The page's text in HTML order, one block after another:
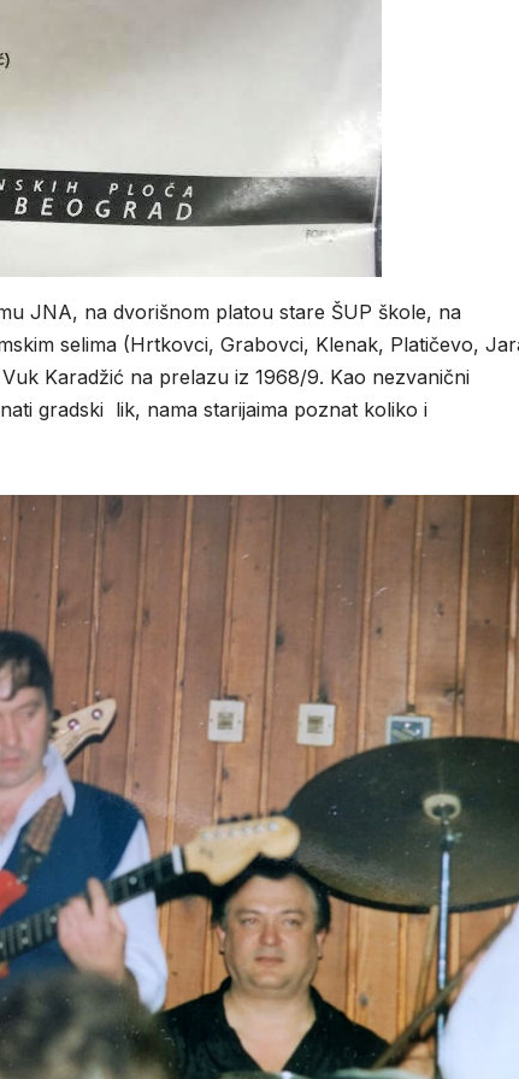
JNA, na dvorišnom platou stare ŠUP škole, na
selima (Hrtkovci, Grabovci, Klenak, Platičevo,
Karadžić na prelazu iz 1968/9. Kao nezvanični
gradski lik, nama starijaima poznat koliko i